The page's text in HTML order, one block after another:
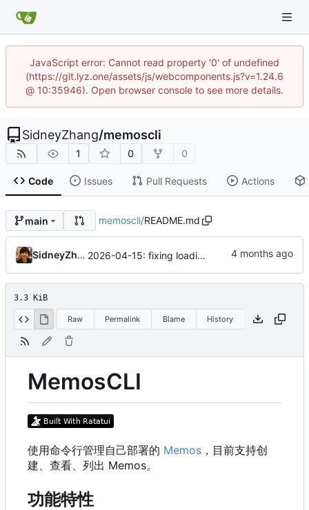
JavaScript error: Cannot read property '0' of undefined
(https://git.lyz.one/assets/js/webcomponents.js?v=1.24.6
@ 10:35946). Open browser console to see more details.
SidneyZhang/memoscli
1 0 0
Code Issues Pull Requests Actions
main memoscli/README.md
SidneyZhang 2026-04-15: fixing loading all memos on the way ...
3.3 KiB
Raw Permalink Blame History
MemosCLI
使用命令行管理自己部署的 Memos ，目前支持创
建、查看、列出 Memos。
功能特性